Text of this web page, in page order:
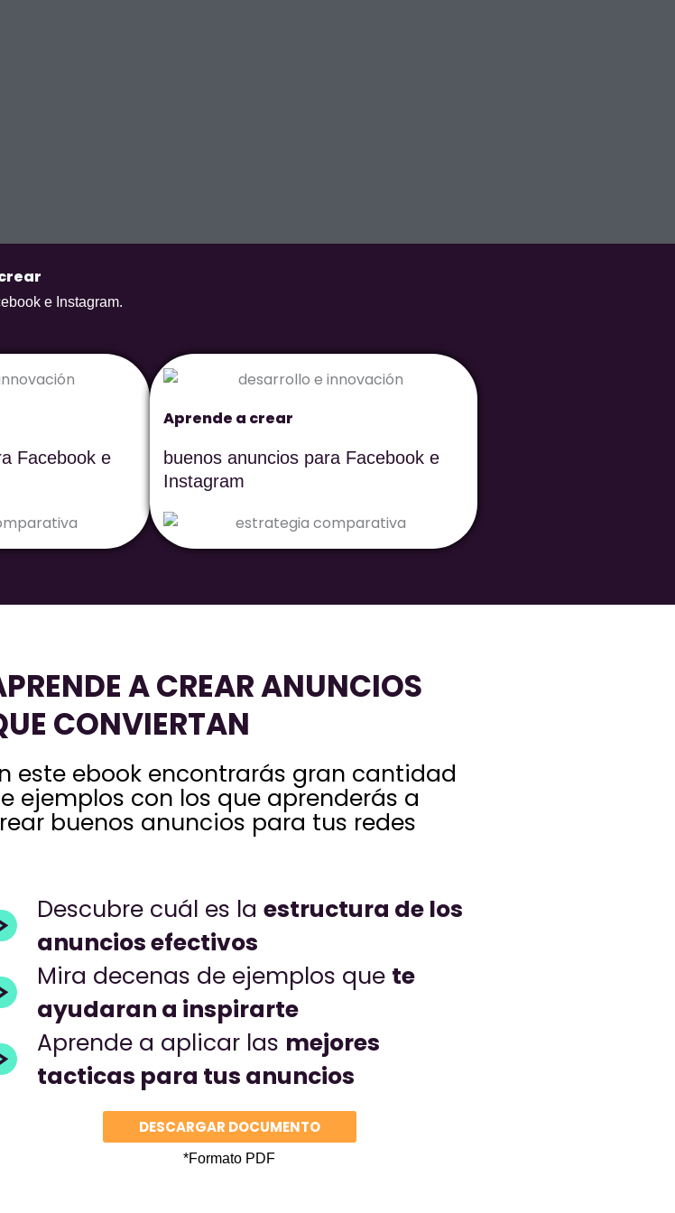
e Instagram.
Facebook e
Aprende a crear
buenos anuncios para Facebook e
Instagram
A CREAR ANUNCIOS
CONVIERTAN
este ebook encontrarás gran cantidad
ejemplos con los que aprenderás a
buenos anuncios para tus redes
Descubre cuál es la estructura de los
anuncios efectivos
Mira decenas de ejemplos que te
ayudaran a inspirarte
Aprende a aplicar las mejores
tacticas para tus anuncios
DESCARGAR DOCUMENTO
*Formato PDF